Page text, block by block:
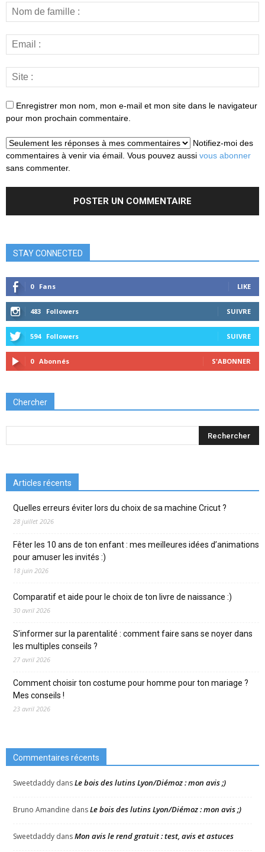
Enregistrer mon nom, mon e-mail et mon site dans le navigateur
pour mon prochain commentaire.
Notifiez-moi des
commentaires à venir via émail. Vous pouvez aussi vous abonner
sans commenter.
STAY CONNECTED
0 Fans LIKE
483 Followers SUIVRE
594 Followers SUIVRE
0 Abonnés S'ABONNER
Chercher
Articles récents
Quelles erreurs éviter lors du choix de sa machine Cricut ?
28 juillet 2026
Fêter les 10 ans de ton enfant : mes meilleures idées d’animations
pour amuser les invités :)
18 juin 2026
Comparatif et aide pour le choix de ton livre de naissance :)
30 avril 2026
S’informer sur la parentalité : comment faire sans se noyer dans
les multiples conseils ?
27 avril 2026
Comment choisir ton costume pour homme pour ton mariage ?
Mes conseils !
23 avril 2026
Commentaires récents
Sweetdaddy dansLe bois des lutins Lyon/Diémoz : mon avis ;)
Bruno Amandine dansLe bois des lutins Lyon/Diémoz : mon avis ;)
Sweetdaddy dansMon avis le rend gratuit : test, avis et astuces